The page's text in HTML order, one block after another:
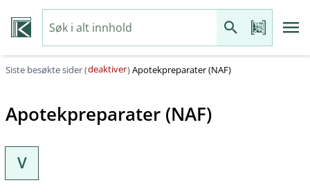
Siste besøkte sider (deaktiver)Apotekpreparater (NAF)
Apotekpreparater (NAF)
V